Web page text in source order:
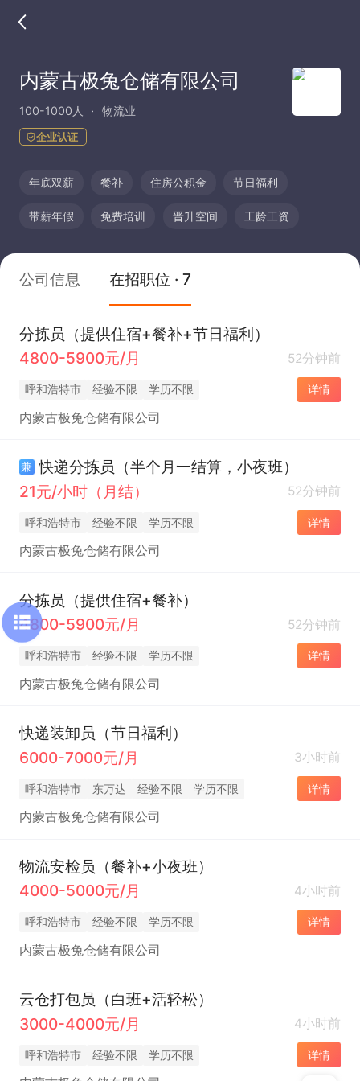
内蒙古极兔仓储有限公司
100-1000人 物流业
企业认证
年底双薪 餐补 住房公积金 节日福利
带薪年假 免费培训 晋升空间 工龄工资
公司信息 在招职位 · 7
分拣员（提供住宿+餐补+节日福利）
4800-5900元/月
52分钟前
呼和浩特市 经验不限 学历不限 详情
内蒙古极兔仓储有限公司
兼 快递分拣员（半个月一结算，小夜班）
21元/小时（月结）
52分钟前
呼和浩特市 经验不限 学历不限 详情
内蒙古极兔仓储有限公司
分拣员（提供住宿+餐补）
4800-5900元/月
52分钟前
呼和浩特市 经验不限 学历不限 详情
内蒙古极兔仓储有限公司
快递装卸员（节日福利）
6000-7000元/月
3小时前
呼和浩特市 东万达 经验不限 学历不限 详情
内蒙古极兔仓储有限公司
物流安检员（餐补+小夜班）
4000-5000元/月
4小时前
呼和浩特市 经验不限 学历不限 详情
内蒙古极兔仓储有限公司
云仓打包员（白班+活轻松）
3000-4000元/月
4小时前
呼和浩特市 经验不限 学历不限 详情